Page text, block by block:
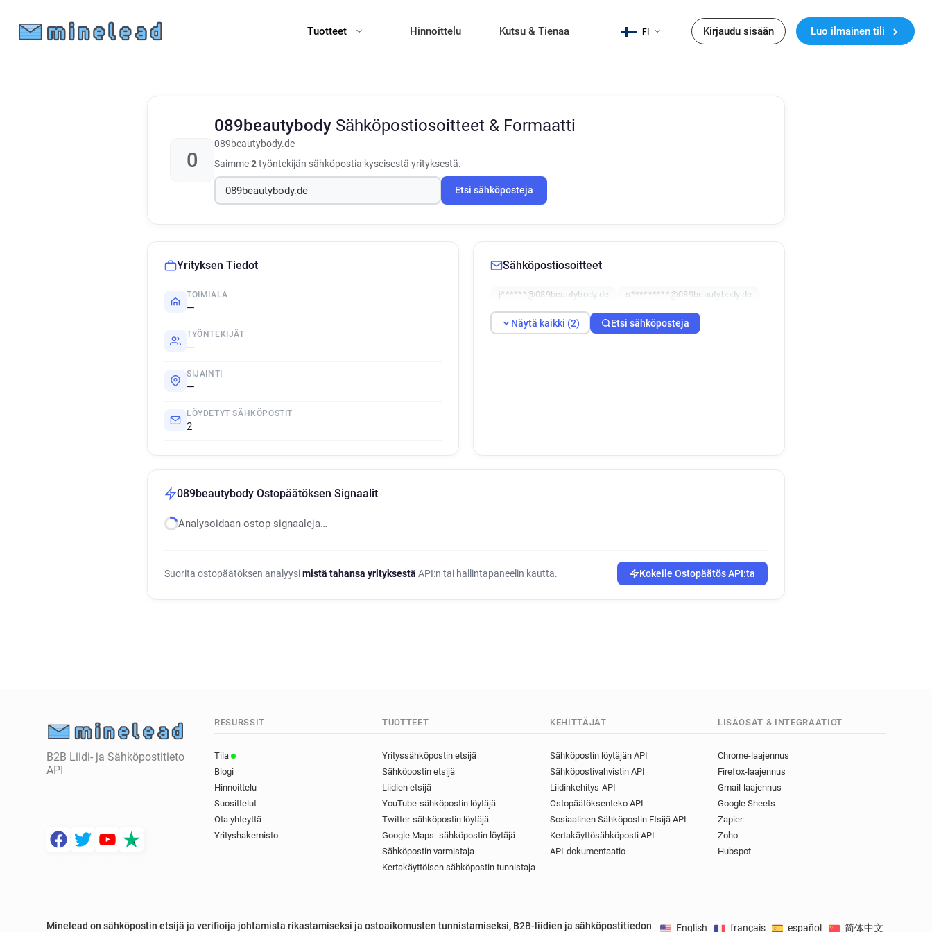
Tuotteet Hinnoittelu Kutsu & Tienaa FI Kirjaudu sisään Luo ilmainen tili
0
089beautybody Sähköpostiosoitteet & Formaatti
089beautybody.de
Saimme2työntekijän sähköpostia kyseisestä yrityksestä.
Etsi sähköposteja
Yrityksen Tiedot
TOIMIALA
—
TYÖNTEKIJÄT
—
SIJAINTI
—
LÖYDETYT SÄHKÖPOSTIT
2
Sähköpostiosoitteet
j******@089beautybody.de s*********@089beautybody.de
Näytä kaikki (2) Etsi sähköposteja
089beautybody Ostopäätöksen Signaalit
Analysoidaan ostop signaaleja…
Suorita ostopäätöksen analyysimistä tahansa yrityksestä API:n tai hallintapaneelin kautta. Kokeile Ostopäätös API:ta
B2B Liidi- ja Sähköpostitieto
API
RESURSSIT
Tila
Blogi
Hinnoittelu
Suosittelut
Ota yhteyttä
Yrityshakemisto
TUOTTEET
Yrityssähköpostin etsijä
Sähköpostin etsijä
Liidien etsijä
YouTube-sähköpostin löytäjä
Twitter-sähköpostin löytäjä
Google Maps -sähköpostin löytäjä
Sähköpostin varmistaja
Kertakäyttöisen sähköpostin tunnistaja
KEHITTÄJÄT
Sähköpostin löytäjän API
Sähköpostivahvistin API
Liidinkehitys-API
Ostopäätöksenteko API
Sosiaalinen Sähköpostin Etsijä API
Kertakäyttösähköposti API
API-dokumentaatio
LISÄOSAT & INTEGRAATIOT
Chrome-laajennus
Firefox-laajennus
Gmail-laajennus
Google Sheets
Zapier
Zoho
Hubspot
Minelead on sähköpostin etsijä ja verifioija johtamista rikastamiseksi ja ostoaikomusten tunnistamiseksi, B2B-liidien ja sähköpostitiedon
English français español 简体中文